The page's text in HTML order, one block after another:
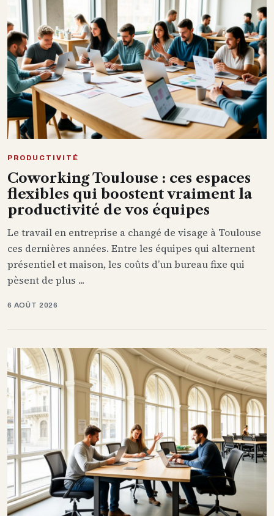
PRODUCTIVITÉ
Coworking Toulouse : ces espaces
flexibles qui boostent vraiment la
productivité de vos équipes
Le travail en entreprise a changé de visage à Toulouse
ces dernières années. Entre les équipes qui alternent
présentiel et maison, les coûts d’un bureau fixe qui
pèsent de plus ...
6 AOÛT 2026